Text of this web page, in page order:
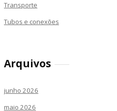
Transporte
Tubos e conexões
Arquivos
junho 2026
maio 2026